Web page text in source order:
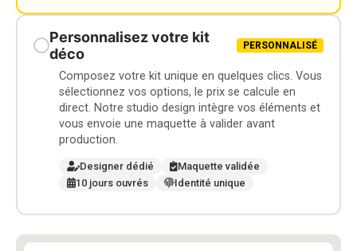
Personnalisez votre kit
déco
PERSONNALISÉ
Composez votre kit unique en quelques clics. Vous
sélectionnez vos options, le prix se calcule en
direct. Notre studio design intègre vos éléments et
vous envoie une maquette à valider avant
production.
Designer dédié
Maquette validée
10 jours ouvrés
Identité unique